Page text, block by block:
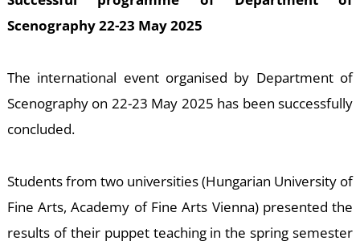
Scenography 22-23 May 2025
The international event organised by Department of
Scenography on 22-23 May 2025 has been successfully
concluded.
Students from two universities (Hungarian University of
Fine Arts, Academy of Fine Arts Vienna) presented the
results of their puppet teaching in the spring semester